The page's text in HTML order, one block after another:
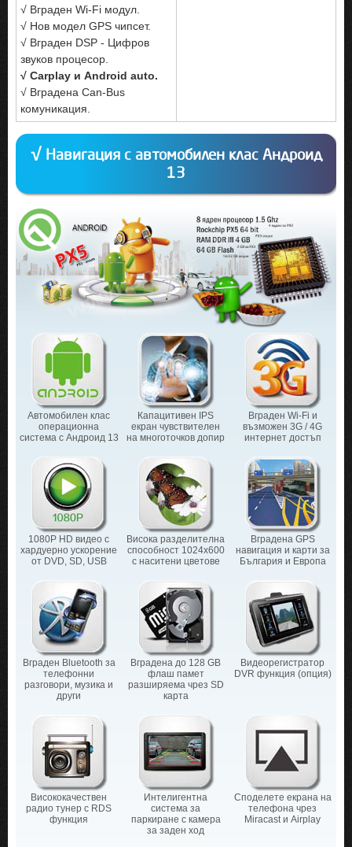
√ Вграден Wi-Fi модул.
√ Нов модел GPS чипсет.
√ Вграден DSP - Цифров
звуков процесор.
√ Carplay и Android auto.
√ Вградена Can-Bus
комуникация.
√ Навигация с автомобилен клас Андроид
13
Автомобилен клас
операционна
система с Андроид 13
Капацитивен IPS
екран чувствителен
на многоточков допир
Вграден Wi-Fi и
възможен 3G / 4G
интернет достъп
1080P HD видео с
хардуерно ускорение
от DVD, SD, USB
Висока разделителна
способност 1024х600
с наситени цветове
Вградена GPS
навигация и карти за
България и Европа
Вграден Bluetooth за
телефонни
разговори, музика и
други
Вградена до 128 GB
флаш памет
разширяема чрез SD
карта
Видеорегистратор
DVR функция (опция)
Висококачествен
радио тунер с RDS
функция
Интелигентна
система за
паркиране с камера
за заден ход
Споделете екрана на
телефона чрез
Miracast и Airplay